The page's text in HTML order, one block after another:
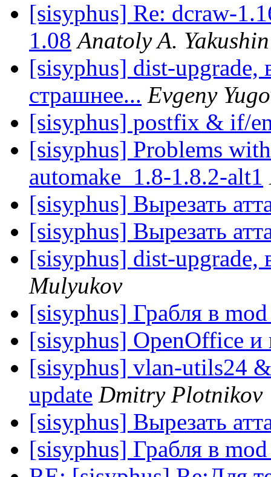
[sisyphus] Re: dcraw-
1.08 Anatoly A. Yakushin
[sisyphus] dist-upgrade,
страшнее... Evgeny
[sisyphus] postfix & if/
[sisyphus] Problems
automake_1.8-1.8.2-alt1
[sisyphus] Вырезать
[sisyphus] Вырезать
[sisyphus] dist-upgrade,
Mulyukov
[sisyphus] Грабля в
[sisyphus] OpenOffice
[sisyphus] vlan-utils24
update Dmitry Plotnikov
[sisyphus] Вырезать
[sisyphus] Грабля в